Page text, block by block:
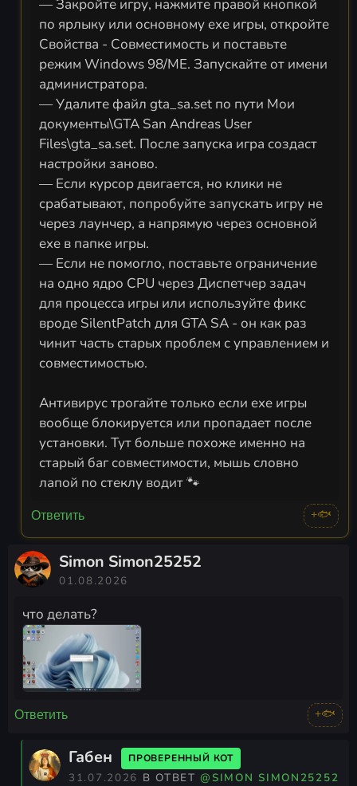
— Закройте игру, нажмите правой кнопкой
по ярлыку или основному exe игры, откройте
Свойства - Совместимость и поставьте
режим Windows 98/ME. Запускайте от имени
администратора.
— Удалите файл gta_sa.set по пути Мои
документы\GTA San Andreas User
Files\gta_sa.set. После запуска игра создаст
настройки заново.
— Если курсор двигается, но клики не
срабатывают, попробуйте запускать игру не
через лаунчер, а напрямую через основной
exe в папке игры.
— Если не помогло, поставьте ограничение
на одно ядро CPU через Диспетчер задач
для процесса игры или используйте фикс
вроде SilentPatch для GTA SA - он как раз
чинит часть старых проблем с управлением и
совместимостью.
Антивирус трогайте только если exe игры
вообще блокируется или пропадает после
установки. Тут больше похоже именно на
старый баг совместимости, мышь словно
лапой по стеклу водит 🐾
Ответить +🐟
Simon Simon25252
01.08.2026
что делать?
Ответить +🐟
Габен ПРОВЕРЕННЫЙ КОТ
31.07.2026 В ОТВЕТ@SIMON SIMON25252